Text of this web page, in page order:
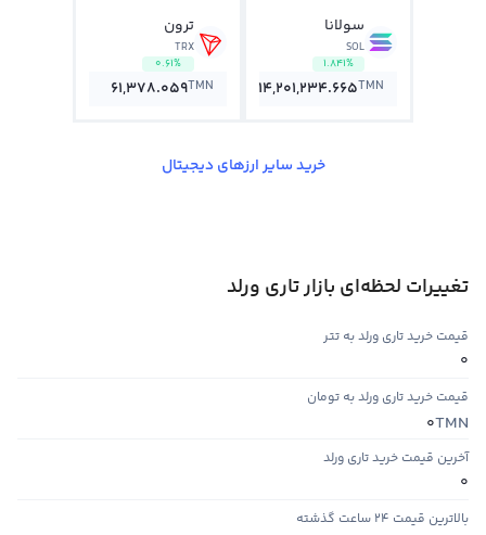
سولانا
SOL
1.841%
14,201,234.665TMN
ترون
TRX
0.61%
61,378.059TMN
خرید سایر ارزهای دیجیتال
تغییرات لحظه‌ای بازار تاری ورلد
قیمت خرید تاری ورلد به تتر
0
قیمت خرید تاری ورلد به تومان
TMN
0
آخرین قیمت خرید تاری ورلد
0
بالاترین قیمت ۲۴ ساعت گذشته